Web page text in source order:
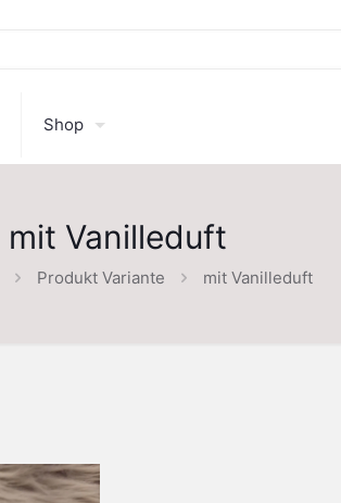
Shop
mit Vanilleduft
Produkt Variante mit Vanilleduft